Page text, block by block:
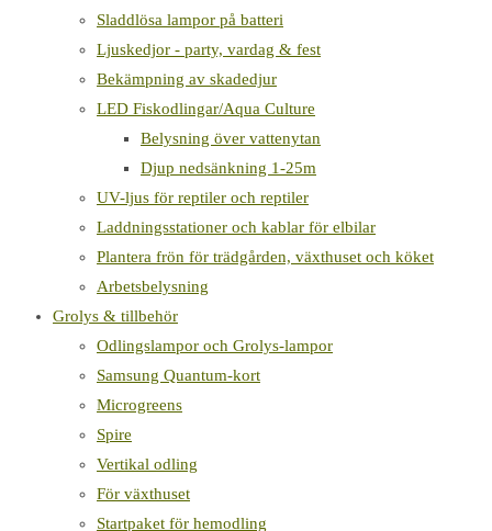
Sladdlösa lampor på batteri
Ljuskedjor - party, vardag & fest
Bekämpning av skadedjur
LED Fiskodlingar/Aqua Culture
Belysning över vattenytan
Djup nedsänkning 1-25m
UV-ljus för reptiler och reptiler
Laddningsstationer och kablar för elbilar
Plantera frön för trädgården, växthuset och köket
Arbetsbelysning
Grolys & tillbehör
Odlingslampor och Grolys-lampor
Samsung Quantum-kort
Microgreens
Spire
Vertikal odling
För växthuset
Startpaket för hemodling